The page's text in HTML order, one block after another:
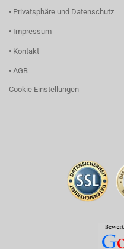
• Privatsphäre und Datenschutz
• Impressum
• Kontakt
• AGB
Cookie Einstellungen